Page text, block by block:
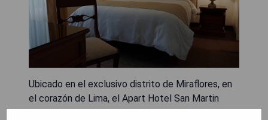
Ubicado en el exclusivo distrito de Miraflores, en
el corazón de Lima, el Apart Hotel San Martin
ofrece cómodos apartamentos con conexión Wi-